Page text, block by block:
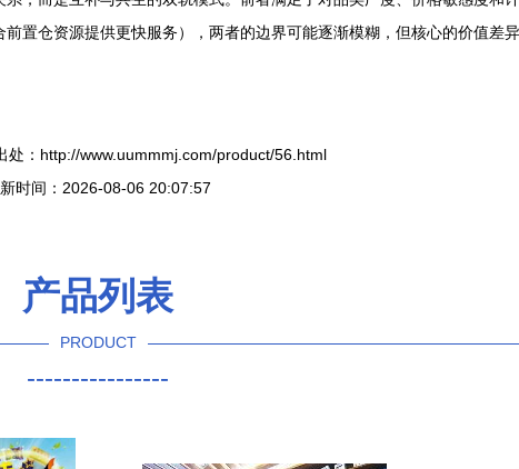
置仓资源提供更快服务），两者的边界可能逐渐模糊，但核心的价值差
处：http://www.uummmj.com/product/56.html
时间：2026-08-06 20:07:57
产品列表
PRODUCT
----------------